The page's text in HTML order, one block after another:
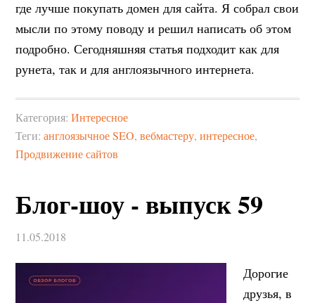
где лучше покупать домен для сайта. Я собрал свои
мысли по этому поводу и решил написать об этом
подробно. Сегодняшняя статья подходит как для
рунета, так и для англоязычного интернета.
Категория:Интересное
Теги:англоязычное SEO,вебмастеру,интересное,
Продвижение сайтов
Блог-шоу - выпуск 59
11.05.2018
Дорогие
друзья, в